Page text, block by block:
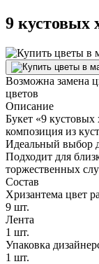
9 кустовых
Возможна замена
цветов
Описание
Букет «9
композиция из
Идеальный выбор
Подходит для
торжественных
Состав
Хризантема цвет
9 шт.
Лента
1 шт.
Упаковка
1 шт.